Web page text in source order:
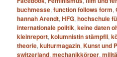
buchmesse,function follows form,
hannah Arendt,HFG,hochschule
internationale politik,keine daten
kleinreport,kolumnistin stämpfli,
theorie,kulturmagazin,Kunst und
switzerland,mechanikkörper,